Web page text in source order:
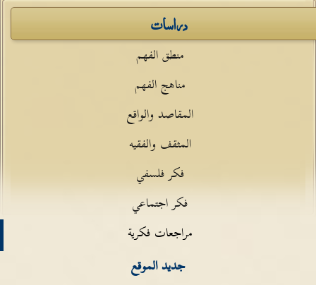
دراسات
منطق الفهم
مناهج الفهم
المقاصد والواقع
المثقف والفقيه
فكر فلسفي
فكر اجتماعي
مراجعات فكرية
جديد الموقع